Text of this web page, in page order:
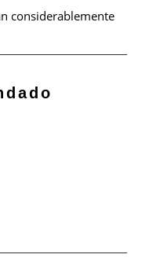
considerablemente